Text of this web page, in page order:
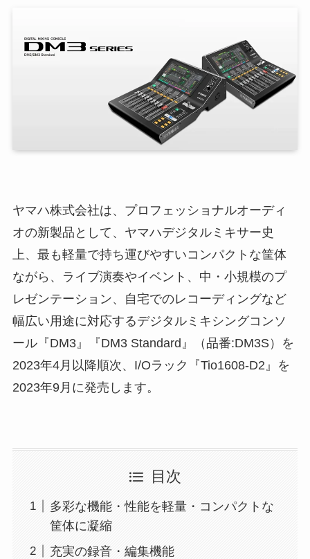
ヤマハ株式会社は、プロフェッショナルオーディ
オの新製品として、ヤマハデジタルミキサー史
上、最も軽量で持ち運びやすいコンパクトな筐体
ながら、ライブ演奏やイベント、中・小規模のプ
レゼンテーション、自宅でのレコーディングなど
幅広い用途に対応するデジタルミキシングコンソ
ール『DM3』『DM3 Standard』（品番:DM3S）を
2023年4月以降順次、I/Oラック『Tio1608-D2』を
2023年9月に発売します。
目次
多彩な機能・性能を軽量・コンパクトな
筐体に凝縮
充実の録音・編集機能